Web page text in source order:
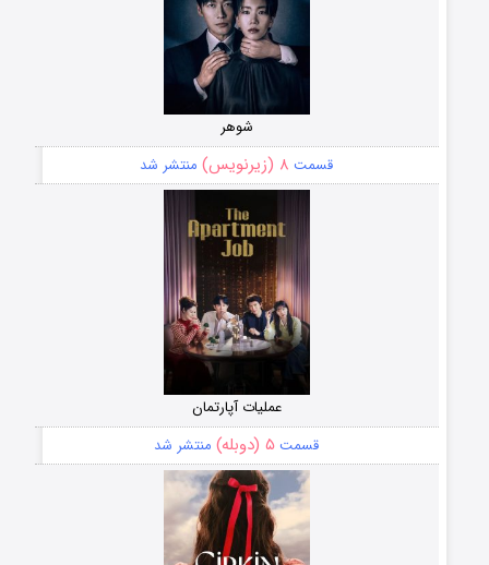
شوهر
قسمت ۸ (زیرنویس) منتشر شد
عملیات آپارتمان
قسمت ۵ (دوبله) منتشر شد